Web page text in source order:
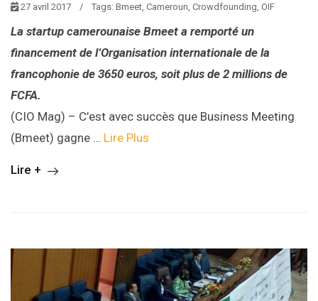
27 avril 2017 / Tags: Bmeet Cameroun Crowdfounding OIF
La startup camerounaise Bmeet a remporté un
financement de l’Organisation internationale de la
francophonie de 3650 euros, soit plus de 2 millions de
FCFA.
(CIO Mag) – C’est avec succès que Business Meeting
(Bmeet) gagne … Lire Plus
Lire +